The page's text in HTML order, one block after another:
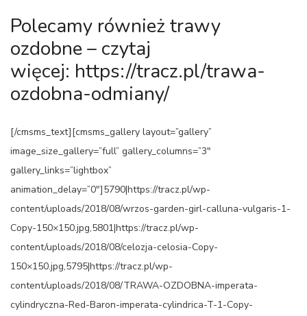
Polecamy również trawy
ozdobne – czytaj
więcej: https://tracz.pl/trawa-
ozdobna-odmiany/
[/cmsms_text][cmsms_gallery layout=”gallery”
image_size_gallery=”full” gallery_columns=”3″
gallery_links=”lightbox”
animation_delay=”0″]5790|https://tracz.pl/wp-
content/uploads/2018/08/wrzos-garden-girl-calluna-vulgaris-1-
Copy-150×150.jpg,5801|https://tracz.pl/wp-
content/uploads/2018/08/celozja-celosia-Copy-
150×150.jpg,5795|https://tracz.pl/wp-
content/uploads/2018/08/TRAWA-OZDOBNA-imperata-
cylindryczna-Red-Baron-imperata-cylindrica-T-1-Copy-